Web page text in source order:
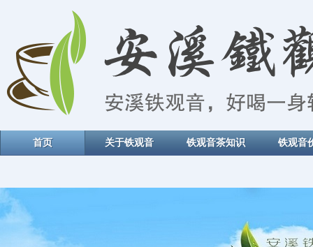
首页 关于铁观音 铁观音茶知识 铁观音